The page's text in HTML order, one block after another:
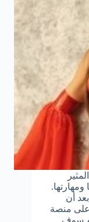
ومهارتها.
أن
على منصة